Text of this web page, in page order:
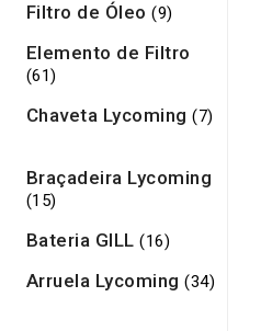
Filtro de Óleo (9)
Elemento de Filtro
(61)
Chaveta Lycoming (7)
Braçadeira Lycoming
(15)
Bateria GILL (16)
Arruela Lycoming (34)